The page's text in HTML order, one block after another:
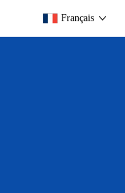
Français